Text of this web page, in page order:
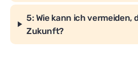
5: Wie kann ich vermeiden,
Zukunft?